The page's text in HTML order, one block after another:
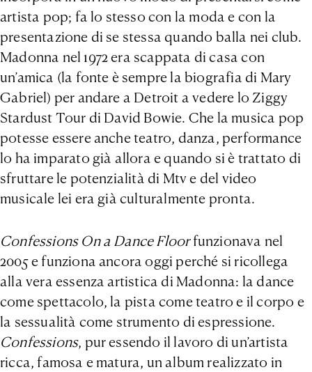
artista pop; fa lo stesso con la moda e con la
presentazione di se stessa quando balla nei club.
Madonna nel 1972 era scappata di casa con
un’amica (la fonte è sempre la biografia di Mary
Gabriel) per andare a Detroit a vedere lo Ziggy
Stardust Tour di David Bowie. Che la musica pop
potesse essere anche teatro, danza, performance
lo ha imparato già allora e quando si è trattato di
sfruttare le potenzialità di Mtv e del video
musicale lei era già culturalmente pronta.
Confessions On a Dance Floorfunzionava nel
2005 e funziona ancora oggi perché si ricollega
alla vera essenza artistica di Madonna: la dance
come spettacolo, la pista come teatro e il corpo e
la sessualità come strumento di espressione.
Confessions, pur essendo il lavoro di un’artista
ricca, famosa e matura, un album realizzato in